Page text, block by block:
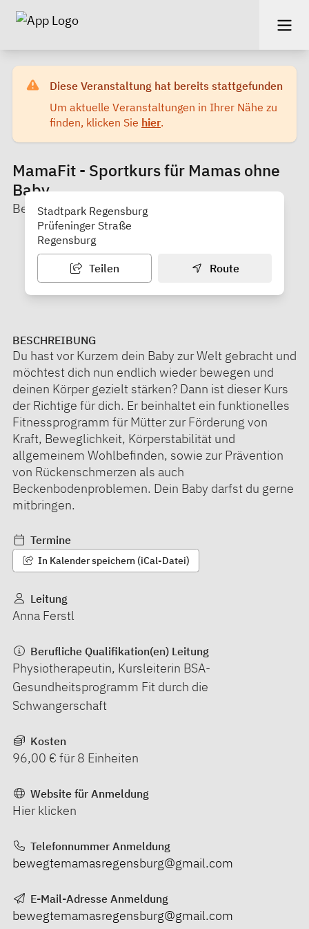
Diese Veranstaltung hat bereits stattgefunden
Um aktuelle Veranstaltungen in Ihrer Nähe zu
finden, klicken Sie hier.
MamaFit - Sportkurs für Mamas ohne
Baby
Bewegte Mamas Regensburg Anna Ferstl
Stadtpark Regensburg
Prüfeninger Straße
Regensburg
Teilen Route
BESCHREIBUNG
Du hast vor Kurzem dein Baby zur Welt gebracht und
möchtest dich nun endlich wieder bewegen und
deinen Körper gezielt stärken? Dann ist dieser Kurs
der Richtige für dich. Er beinhaltet ein funktionelles
Fitnessprogramm für Mütter zur Förderung von
Kraft, Beweglichkeit, Körperstabilität und
allgemeinem Wohlbefinden, sowie zur Prävention
von Rückenschmerzen als auch
Beckenbodenproblemen. Dein Baby darfst du gerne
mitbringen.
Termine
In Kalender speichern (iCal-Datei)
Leitung
Anna Ferstl
Berufliche Qualifikation(en) Leitung
Physiotherapeutin, Kursleiterin BSA-
Gesundheitsprogramm Fit durch die
Schwangerschaft
Kosten
96,00 € für 8 Einheiten
Website für Anmeldung
Hier klicken
Telefonnummer Anmeldung
bewegtemamasregensburg@gmail.com
E-Mail-Adresse Anmeldung
bewegtemamasregensburg@gmail.com